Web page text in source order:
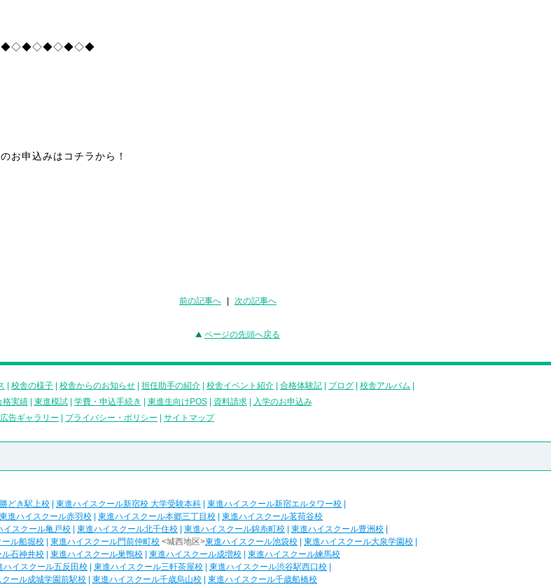
お申込みはコチラから！
前の記事へ 次の記事へ
ページの先頭へ戻る
校舎の様子 校舎からのお知らせ 担任助手の紹介 校舎イベント紹介 合格体験記 ブログ 校舎アルバム
格実績| 東進模試| 学費・申込手続き 東進生向けPOS| 資料請求|
入学のお申込み
告ギャラリー プライバシー・ポリシー サイトマップ
どき駅上校 東進ハイスクール新宿校 大学受験本科 東進ハイスクール新宿エルタワー校
東進ハイスクール赤羽校 東進ハイスクール本郷三丁目校
東進ハイスクール茗荷谷校
イスクール亀戸校 東進ハイスクール北千住校 東進ハイスクール錦糸町校 東進ハイスクール豊洲校
ル船堀校 東進ハイスクール門前仲町校 <城西地区>東進ハイスクール池袋校 東進ハイスクール大泉学園校
石神井校 東進ハイスクール巣鴨校 東進ハイスクール成増校
東進ハイスクール練馬校
ハイスクール五反田校 東進ハイスクール三軒茶屋校 東進ハイスクール渋谷駅西口校
ール成城学園前駅校 東進ハイスクール千歳烏山校
東進ハイスクール千歳船橋校